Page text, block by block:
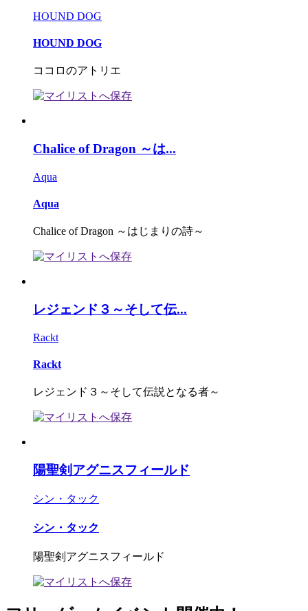
HOUND DOG
HOUND DOG
ココロのアトリエ
Chalice of Dragon ～は...
Aqua
Aqua
Chalice of Dragon ～はじまりの詩～
レジェンド３～そして伝...
Rackt
Rackt
レジェンド３～そして伝説となる者～
陽聖剣アグニスフィールド
シン・タック
シン・タック
陽聖剣アグニスフィールド